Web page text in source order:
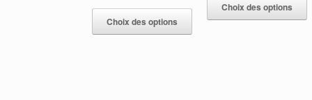
prix :
110,00€
à
Choix des options
Ce
produit
a
150,00€
à
Choix des options
a